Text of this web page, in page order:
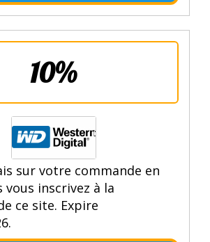
10%
sur votre commande en
vous inscrivez à la
ce site. Expire